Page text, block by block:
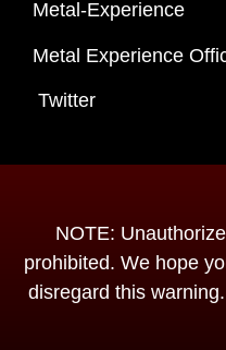
Metal-Experience
Metal Experience
Twitter
NOTE:
prohibited. We hope
disregard this